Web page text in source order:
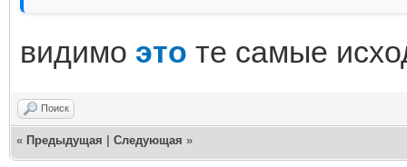
видимо это те самые
Поиск
« Предыдущая Следующая »